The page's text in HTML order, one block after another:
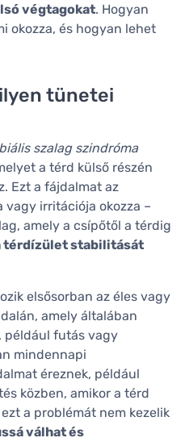
végtagokat. Hogyan
okozza, és hogyan lehet
tünetei
szalag szindróma
a térd külső részén
Ezt a fájdalmat az
irritációja okozza –
amely a csípőtől a térdig
térdízület stabilitását
elsősorban az éles vagy
amely általában
például futás vagy
mindennapi
éreznek, például
közben, amikor a térd
a problémát nem kezelik
válhat és